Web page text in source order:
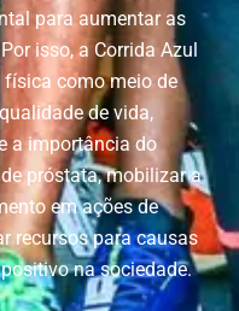
para aumentar as
isso, a Corrida Azul
como meio de
de vida,
a importância do
próstata, mobilizar a
em ações de
recursos para causas
na sociedade.